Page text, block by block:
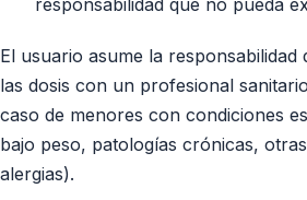
responsabilidad que no pueda
El usuario asume la responsabilidad
las dosis con un profesional
caso de menores con condiciones
bajo peso, patologías crónicas,
alergias).